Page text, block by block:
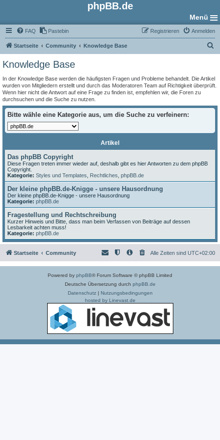
phpBB.de
Menü
FAQ Pastebin Anmelden
Registrieren
Startseite Community Knowledge Base
h
Knowledge Base
In der Knowledge Base werden die häufigsten Fragen und Probleme behandelt. Die Artikel
wurden von Mitgliedern erstellt und durch das Moderatoren Team auf Richtigkeit überprüft.
Wenn hier nicht die Antwort auf eine Frage zu finden ist, empfehlen wir, die Foren zu
durchsuchen und die Suche zu nutzen.
Bitte wähle eine Kategorie aus, um die Suche zu verfeinern:
Artikel
Das phpBB Copyright
Diese Fragen treten immer wieder auf, deshalb gibt es hier Antworten zu dem phpBB
Copyright.
Kategorie: Styles und Templates Rechtliches phpBB.de
Der kleine phpBB.de-Knigge - unsere Hausordnung
Der kleine phpBB.de-Knigge - unsere Hausordnung
Kategorie: phpBB.de
Fragestellung und Rechtschreibung
Kurzer Hinweis und Bitte, dass man beim Verfassen von Beiträge auf dessen
Lesbarkeit achten muss!
Kategorie: phpBB.de
Startseite Community Alle Zeiten sind UTC+02:00
Powered by phpBB® Forum Software © phpBB Limited
Deutsche Übersetzung durch phpBB.de
Datenschutz| Nutzungsbedingungen
hosted by Linevast.de